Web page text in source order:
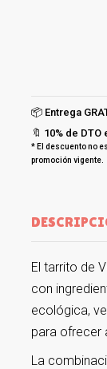
📦 Entrega
🔖 10% de
* El descuento no
promoción vigente.
El tarrito de
con
ecológica,
para ofrecer
La